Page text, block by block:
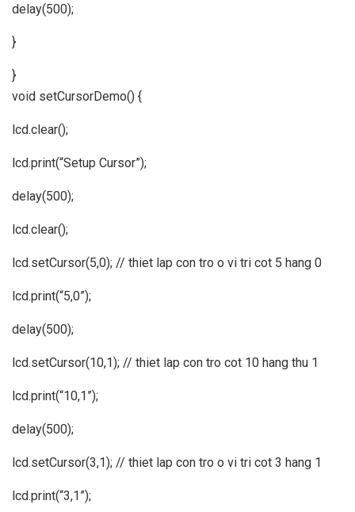
delay(500);
}
}
void setCursorDemo() {
lcd.clear();
lcd.print(“Setup Cursor”);
delay(500);
lcd.clear();
lcd.setCursor(5,0); // thiet lap con tro o vi tri cot 5 hang 0
lcd.print(“5,0”);
delay(500);
lcd.setCursor(10,1); // thiet lap con tro cot 10 hang thu 1
lcd.print(“10,1”);
delay(500);
lcd.setCursor(3,1); // thiet lap con tro o vi tri cot 3 hang 1
lcd.print(“3,1”);